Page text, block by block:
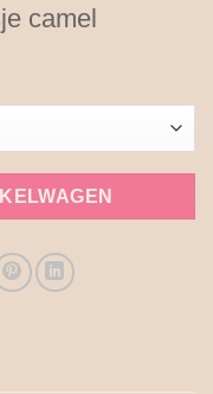
camel